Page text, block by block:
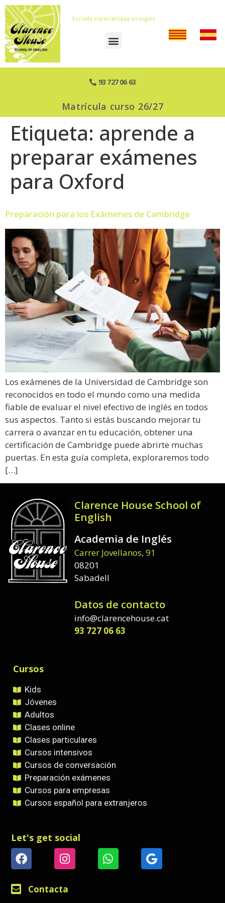
Escuela especializada en inglés
93 727 06 63
Matrícula curso 26/27
Etiqueta: aprende a
preparar exámenes
para Oxford
Preparación para los Exámenes de Cambridge
Los exámenes de la Universidad de Cambridge son
reconocidos en todo el mundo como una medida
fiable de evaluar el nivel efectivo de inglés en todos
sus aspectos. Tanto si estás buscando mejorar tu
carrera o avanzar en tu educación, obtener una
certificación de Cambridge puede abrirte muchas
puertas. En esta guía completa, exploraremos todo
[…]
Clarence House School of
English
Academia de Inglés
Carrer Jovellanos, 91
08201
Sabadell
Datos de contacto
info@clarencehouse.cat
93 727 06 63
Cursos
Kids
Jóvenes
Adultos
Clases online
Clases particulares
Cursos intensivos
Cursos de conversación
Preparación exámenes
Cursos para empresas
Cursos español para extranjeros
Let's get social
Contacta